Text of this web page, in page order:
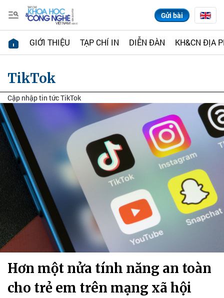
Gửi bài
GIỚI THIỆU TẠP CHÍ IN DIỄN ĐÀN KH&CN ĐỊA
TikTok
Cập nhập tin tức TikTok
Hơn một nửa tính năng an toàn
cho trẻ em trên mạng xã hội